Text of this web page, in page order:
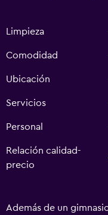
Limpieza
Comodidad
Ubicación
Servicios
Personal
Relación calidad-
precio
Además de un